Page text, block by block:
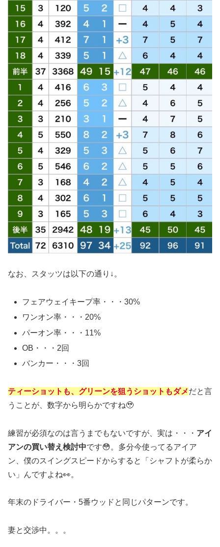
なお、スタッツは以下の通り↓。
フェアウェイキープ率・・・30%
ワンオン率・・・20%
パーオン率・・・11%
OB・・・2回
バンカー・・・3回
ティーショットも、グリーンを狙うショットもダメだと言
うことが、数字から明らかですね🥹
練習が必須なのは言うまでもないですが、実は・・・ アイ
アンの買い替え検討中です😳。多分今使ってるアイア
ン、僕のスイングスピードからすると「シャフトが柔らか
い」んですよね👀。
年末のドライバー・5番ウッドと同じパターンです。
妻と交渉中。。。